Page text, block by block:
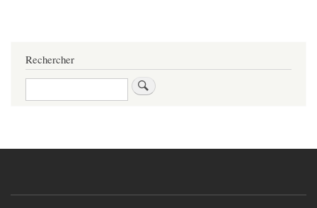
Rechercher
Rechercher